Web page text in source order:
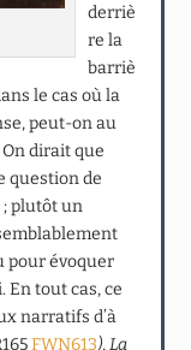
derriè
re la
barriè
le cas où la
peut-on au
On dirait que
question de
; plutôt un
pour évoquer
tout cas, ce
narratifs d’à
FWN613),La